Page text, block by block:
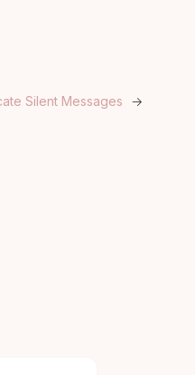
Silent Messages →